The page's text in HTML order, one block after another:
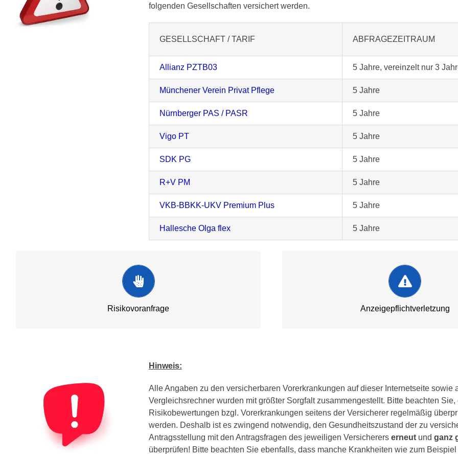
folgenden Gesellschaften versichert werden.
GESELLSCHAFT / TARIF ABFRAGEZEITRAUM
Allianz PZTB03 5 Jahre, vereinzelt nur 3
Münchener Verein Privat Pflege 5 Jahre
Nürnberger PAS / PASR 5 Jahre
Vigo PT 5 Jahre
SDK PG 5 Jahre
R+V PM 5 Jahre
VKB-BBKK-UKV Premium Plus 5 Jahre
Hallesche Olga flex 5 Jahre
Risikovoranfrage
Anonym
Gesundheitsfragen müssen wahrheitsgemäß beantwortet
werden! Doch nicht jede Erkrankungen ist auch gleich ein
MEHR ZUM THEMA
Anzeigepflichtverletzung
Verjährung
Nach Ablauf einer Verjährungs – Frist von
Anfechtung des bestehenden Vertrages,
Hinweis:
Alle Angaben zu den versicherbaren Vorerkrankungen auf dieser Internetseite sowie
Vergleichsrechner wurden mit größter Sorgfalt zusammengestellt. Bitte beachten Sie,
Risikobewertungen bzgl. Vorerkrankungen seitens der Versicherer regelmäßig
werden. Deshalb ist es zwingend notwendig, den Gesundheitszustand der zu
Antragsstellung mit den Antragsfragen des jeweiligen Versicherers erneutund ganz
überprüfen! Bitte beachten Sie ebenfalls, dass manche Krankheiten wie zum